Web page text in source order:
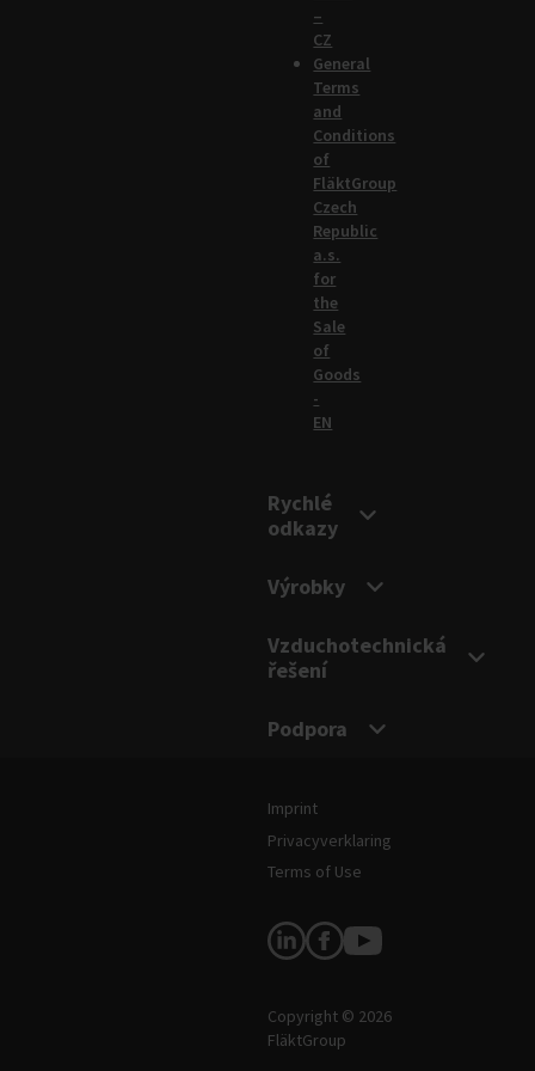
–
CZ
General
Terms
and
Conditions
of
FläktGroup
Czech
Republic
a.s.
for
the
Sale
of
Goods
-
EN
Rychlé
odkazy
Výrobky
Vzduchotechnická
řešení
Podpora
Právní informace a podmínky
Imprint
Privacyverklaring
Terms of Use
Sledujte nás
Copyright © 2026
FläktGroup